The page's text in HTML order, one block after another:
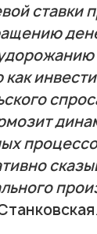
ставки
.